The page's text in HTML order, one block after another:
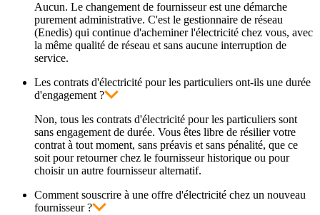
Aucun. Le changement de fournisseur est une démarche
purement administrative. C'est le gestionnaire de réseau
(Enedis) qui continue d'acheminer l'électricité chez vous, avec
la même qualité de réseau et sans aucune interruption de
service.
Les contrats d'électricité pour les particuliers ont-ils une durée
d'engagement ?
Non, tous les contrats d'électricité pour les particuliers sont
sans engagement de durée. Vous êtes libre de résilier votre
contrat à tout moment, sans préavis et sans pénalité, que ce
soit pour retourner chez le fournisseur historique ou pour
choisir un autre fournisseur alternatif.
Comment souscrire à une offre d'électricité chez un nouveau
fournisseur ?